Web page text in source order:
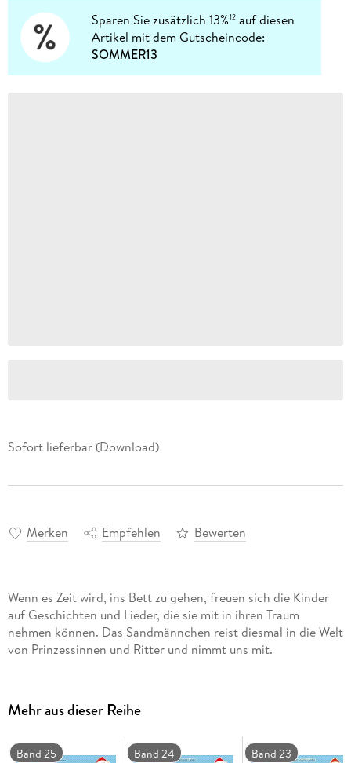
Sparen Sie zusätzlich 13%12 auf diesen
Artikel mit dem Gutscheincode:
SOMMER13
Sofort lieferbar (Download)
Merken Empfehlen Bewerten
Wenn es Zeit wird, ins Bett zu gehen, freuen sich die Kinder
auf Geschichten und Lieder, die sie mit in ihren Traum
nehmen können. Das Sandmännchen reist diesmal in die Welt
von Prinzessinnen und Ritter und nimmt uns mit.
Mehr aus dieser Reihe
Band 25 Band 24 Band 23